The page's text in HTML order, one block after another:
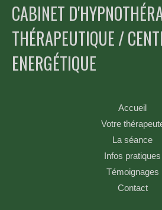
CABINET
THÉRAPEUTIQUE /
ENERGÉTIQUE
Accueil
Votre
La séance
Infos pratiques
Témoignages
Contact